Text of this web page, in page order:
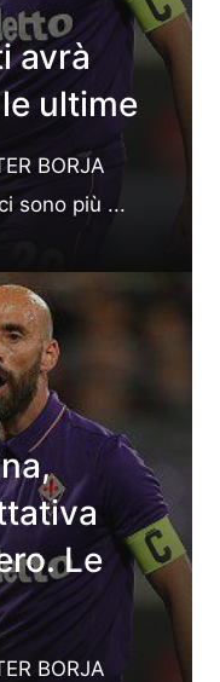
avrà
ultime
BORJA
sono più ...
Le
BORJA